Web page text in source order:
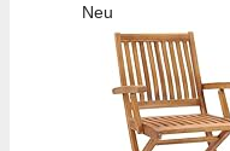
Neu